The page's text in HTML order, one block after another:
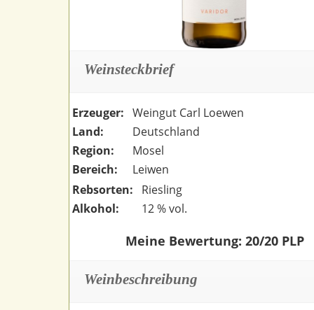
Weinsteckbrief
Erzeuger:
Weingut Carl Loewen
Land:
Deutschland
Region:
Mosel
Bereich:
Leiwen
Rebsorten:
Riesling
Alkohol:
12 % vol.
Meine Bewertung: 20/20 PLP
Weinbeschreibung